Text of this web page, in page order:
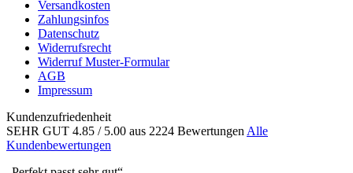
Versandkosten
Zahlungsinfos
Datenschutz
Widerrufsrecht
Widerruf Muster-Formular
AGB
Impressum
Kundenzufriedenheit
SEHR GUT 4.85 / 5.00 aus 2224 Bewertungen Alle
Kundenbewertungen